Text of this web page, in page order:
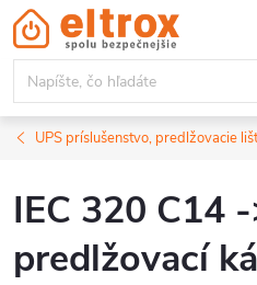
Prejsť
na
obsah
UPS príslušenstvo, predlžovacie
IEC 320 C14
predlžovací